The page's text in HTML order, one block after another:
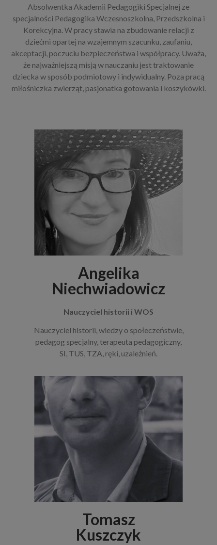
Absolwentka Akademii Pedagogiki Specjalnej ze
specjalności Pedagogika Wczesnoszkolna, Przedszkolna i
Korekcyjna. W pracy stawia na zbudowanie relacji z
dziećmi opartej na wzajemnym szacunku, zaufaniu,
akceptacji, poczuciu bezpieczeństwa i współpracy. Uważa,
że najważniejszą misją w nauczaniu jest traktowanie
dziecka w sposób podmiotowy i indywidualny. Poza pracą
miłośniczka zwierząt, pasjonatka gotowania i koszykówki.
Angelika
Niechwiadowicz
Nauczyciel historii i WOS
Nauczyciel historii, wiedzy o społeczeństwie,
pedagog specjalny, terapeuta pedagogiczny,
SI, TUS, TZA, ręki, uzależnień.
Tomasz
Kuszczyk